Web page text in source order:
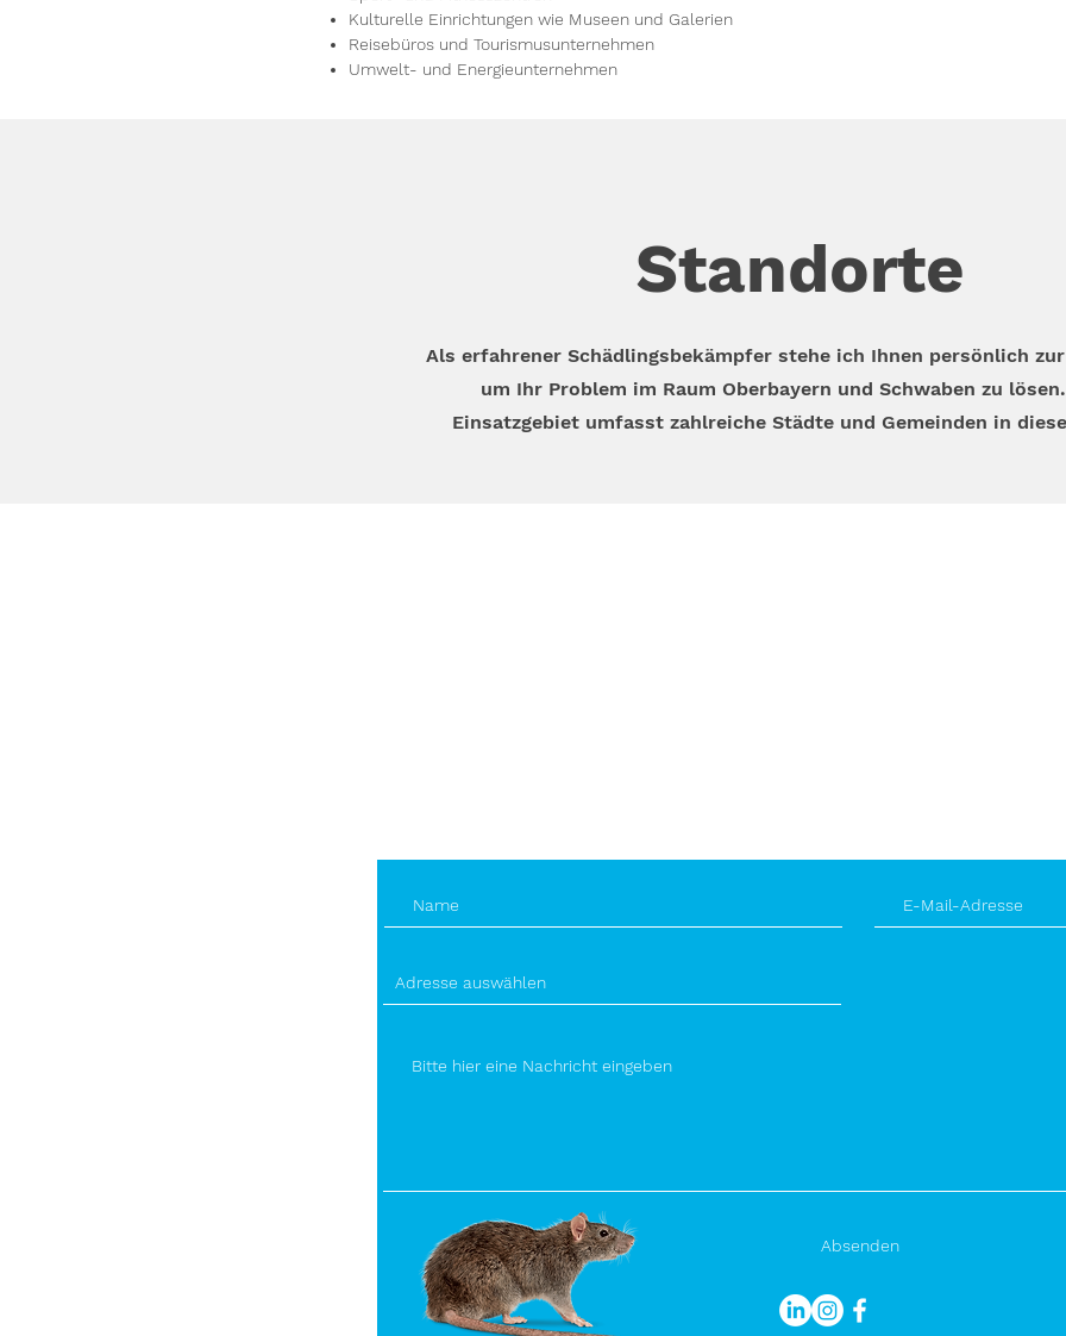
Kulturelle Einrichtungen wie Museen und Galerien
Reisebüros und Tourismusunternehmen
Umwelt- und Energieunternehmen
Standorte
Als erfahrener Schädlingsbekämpfer stehe ich Ihnen persönlich
um Ihr Problem im Raum Oberbayern und Schwaben zu
Einsatzgebiet umfasst zahlreiche Städte und Gemeinden in
Absenden